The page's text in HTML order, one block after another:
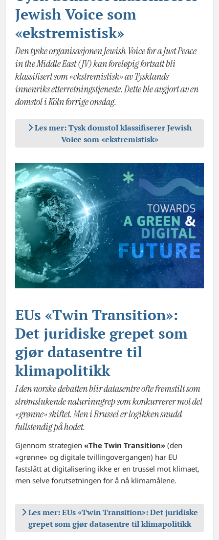
Jewish Voice som
«ekstremistisk»
Den tyske organisasjonen Jewish Voice for a Just Peace
in the Middle East (JV) kan foreløpig fortsatt bli
klassifisert som «ekstremistisk» av Tysklands
innenriks etterretningstjeneste. Dette ble avgjort av en
domstol i Köln forrige onsdag.
Les mer: Tysk domstol klassifiserer Jewish
Voice som «ekstremistisk»
EUs «Twin Transition»:
Det juridiske grepet som
gjør datasentre til
klimapolitikk
I den norske debatten blir datasentre ofte fremstilt som
strømslukende naturinngrep som konkurrerer mot det
«grønne» skiftet. Men i Brussel er logikken snudd
fullstendig på hodet.
Gjennom strategien «The Twin Transition» (den
«grønne» og digitale tvillingovergangen) har EU
fastslått at digitalisering ikke er en trussel mot klimaet,
men selve forutsetningen for å nå klimamålene.
Les mer: EUs «Twin Transition»: Det juridiske
grepet som gjør datasentre til klimapolitikk